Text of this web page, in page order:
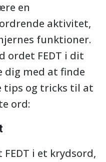
en
aktivitet,
funktioner.
ordet FEDT i dit
dig med at finde
tips og tricks til at
ord:
i et krydsord,